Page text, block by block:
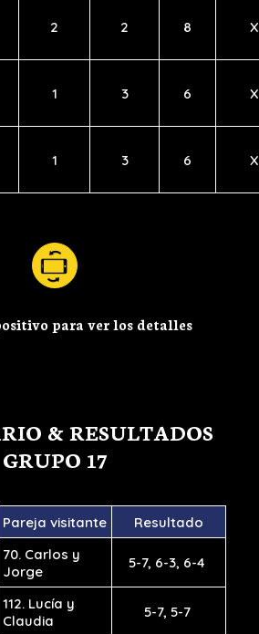
2 2 8
1 3 6
1 3 6
para ver los detalles
& RESULTADOS
GRUPO 17
Pareja visitante
Resultado
70. Carlos y
Jorge
5-7, 6-3, 6-4
112. Lucía y
Claudia
5-7, 5-7